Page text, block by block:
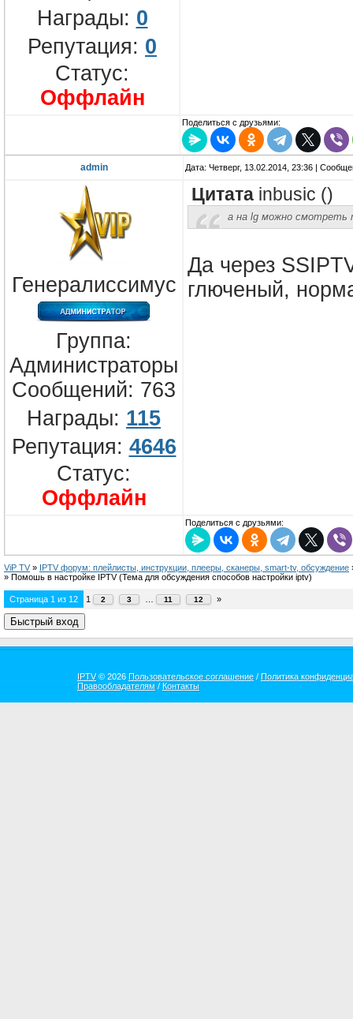
Награды: 0
Репутация: 0
Статус:
Оффлайн
Поделиться с друзьями:
admin Дата: Четверг, 13.02.2014, 23:36 |
Генералиссимус
Группа:
Администраторы
Сообщений: 763
Награды: 115
Репутация: 4646
Статус:
Оффлайн
Цитата inbusic ()
а на lg можно смотреть
Да через
глюченый,
Поделиться с друзьями:
ViP TV » IPTV форум: плейлисты, инструкции, плееры, сканеры, smart-tv, обсуждение
» Помошь в настройке IPTV (Тема для обсуждения способов настройки iptv)
Страница 1 из 12 1 2 3 11 12 »
IPTV© 2026 Пользовательское соглашение / Политика
Правообладателям / Контакты